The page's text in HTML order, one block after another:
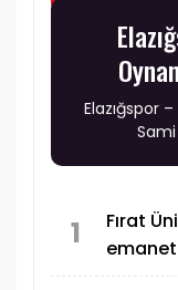
Elazığspor
1
Fırat
emanet